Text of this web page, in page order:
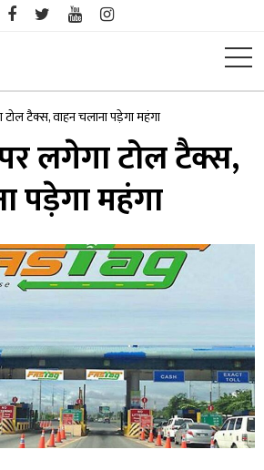
टैक्स, वाहन चलाना पड़ेगा महंगा
लगेगा टोल टैक्स,
पड़ेगा महंगा